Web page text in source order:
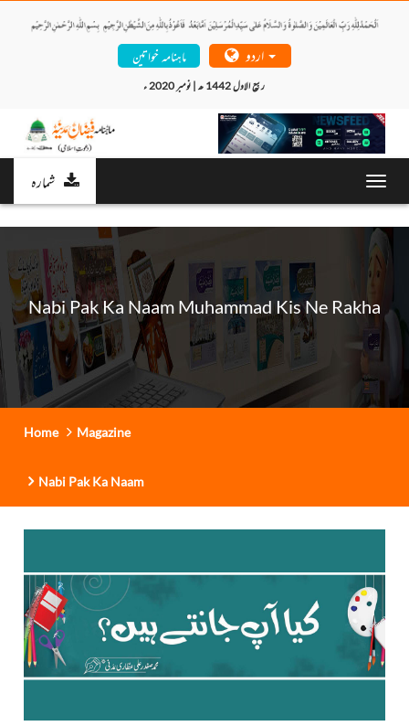
ماہنامہ خواتین
ربیع الاول 1442 ھ | نومبر 2020 ء
شمارہ
Nabi Pak Ka Naam Muhammad Kis Ne Rakha
Home Magazine
Nabi Pak Ka Naam